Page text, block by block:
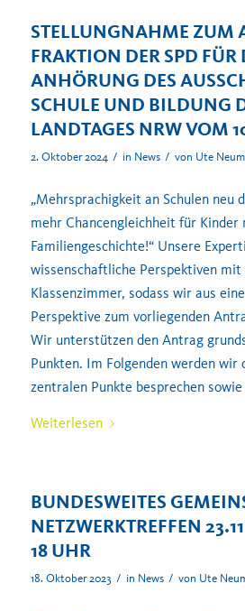
STELLUNGNAHME ZUM
FRAKTION DER SPD FÜR
ANHÖRUNG DES
SCHULE UND BILDUNG
LANDTAGES NRW VOM
2. Oktober 2024 / in News / von Ute
„Mehrsprachigkeit an Schulen neu
mehr Chancengleichheit für
Familiengeschichte!“ Unsere
wissenschaftliche Perspektiven
Klassenzimmer, sodass wir aus
Perspektive zum vorliegenden
Wir unterstützen den Antrag
Punkten. Im Folgenden werden wir
zentralen Punkte besprechen
Weiterlesen
BUNDESWEITES
NETZWERKTREFFEN
18 UHR
18. Oktober 2023 / in News / von Ute